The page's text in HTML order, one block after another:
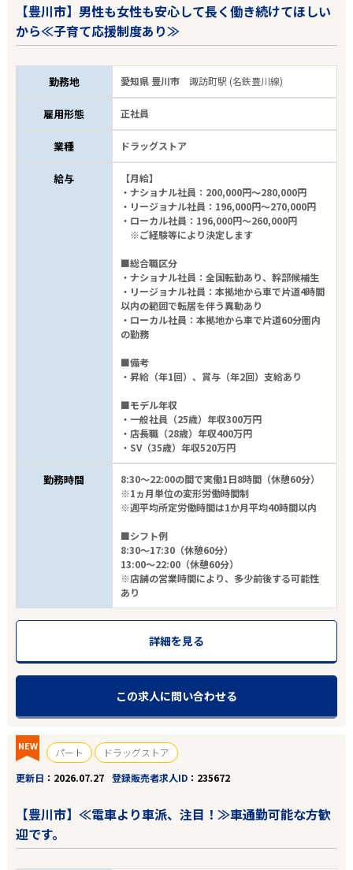
【豊川市】男性も女性も安心して長く働き続けてほしい
から≪子育て応援制度あり≫
勤務地 愛知県 豊川市諏訪町駅 (名鉄豊川線)
雇用形態 正社員
業種 ドラッグストア
給与
【月給】
・ナショナル社員：200,000円～280,000円
・リージョナル社員：196,000円～270,000円
・ローカル社員：196,000円～260,000円
※ご経験等により決定します
■総合職区分
・ナショナル社員：全国転勤あり、幹部候補生
・リージョナル社員：本拠地から車で片道4時間
以内の範囲で転居を伴う異動あり
・ローカル社員：本拠地から車で片道60分圏内
の勤務
■備考
・昇給（年1回）、賞与（年2回）支給あり
■モデル年収
・一般社員（25歳）年収300万円
・店長職（28歳）年収400万円
・SV（35歳）年収520万円
勤務時間
8:30～22:00の間で実働1日8時間（休憩60分）
※1ヵ月単位の変形労働時間制
※週平均所定労働時間は1か月平均40時間以内
■シフト例
8:30～17:30（休憩60分）
13:00～22:00（休憩60分）
※店舗の営業時間により、多少前後する可能性
あり
詳細を見る
この求人に問い合わせる
NEW パート
ドラッグストア
更新日
2026.07.27 登録販売者求人ID 235672
【豊川市】≪電車より車派、注目！≫車通勤可能な方歓
迎です。